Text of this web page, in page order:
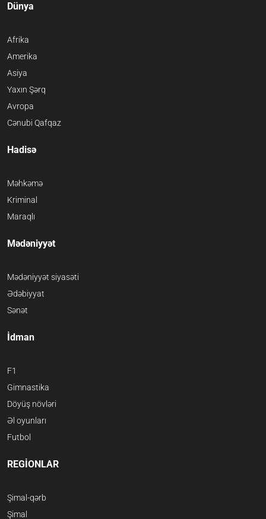
Dünya
Afrika
Amerika
Asiya
Yaxın Şərq
Avropa
Cənubi Qafqaz
Hadisə
Məhkəmə
Kriminal
Maraqlı
Mədəniyyət
Mədəniyyət siyasəti
Ədəbiyyat
Sənət
İdman
F1
Gimnastika
Döyüş növləri
Əl oyunları
Futbol
REGİONLAR
Şimal-qərb
Şimal